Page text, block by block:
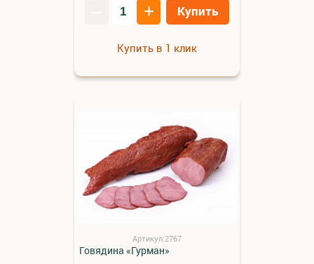
+ Купить
Купить в 1 клик
Артикул:2767
Говядина «Гурман»